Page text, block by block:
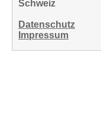
Schweiz
Datenschutz
Impressum